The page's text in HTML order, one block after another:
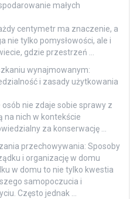
małych
centymetr ma znaczenie, a
nie tylko pomysłowości, ale i
gdzie przestrzeń …
wynajmowanym:
i zasady użytkowania
nie zdaje sobie sprawy z
na nich w kontekście
za konserwację …
przechowywania: Sposoby
i organizację w domu
w domu to nie tylko kwestia
samopoczucia i
Często jednak …